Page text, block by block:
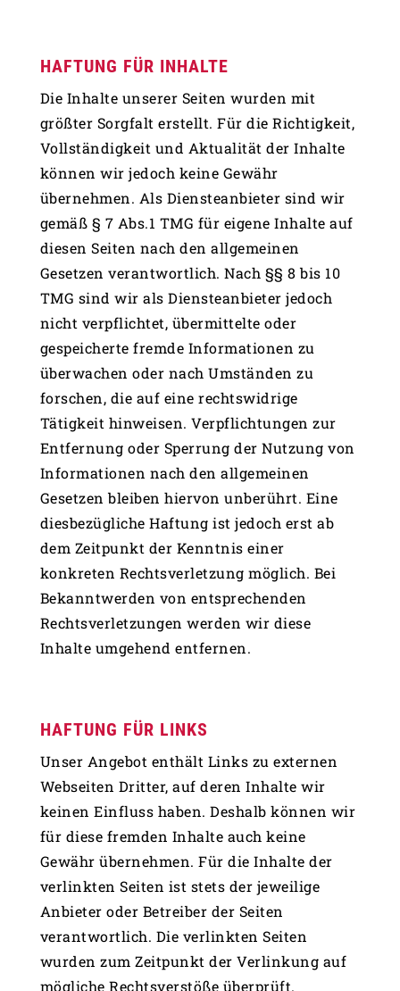
HAFTUNG FÜR INHALTE
Die Inhalte unserer Seiten wurden mit
größter Sorgfalt erstellt. Für die Richtigkeit,
Vollständigkeit und Aktualität der Inhalte
können wir jedoch keine Gewähr
übernehmen. Als Diensteanbieter sind wir
gemäß § 7 Abs.1 TMG für eigene Inhalte auf
diesen Seiten nach den allgemeinen
Gesetzen verantwortlich. Nach §§ 8 bis 10
TMG sind wir als Diensteanbieter jedoch
nicht verpflichtet, übermittelte oder
gespeicherte fremde Informationen zu
überwachen oder nach Umständen zu
forschen, die auf eine rechtswidrige
Tätigkeit hinweisen. Verpflichtungen zur
Entfernung oder Sperrung der Nutzung von
Informationen nach den allgemeinen
Gesetzen bleiben hiervon unberührt. Eine
diesbezügliche Haftung ist jedoch erst ab
dem Zeitpunkt der Kenntnis einer
konkreten Rechtsverletzung möglich. Bei
Bekanntwerden von entsprechenden
Rechtsverletzungen werden wir diese
Inhalte umgehend entfernen.
HAFTUNG FÜR LINKS
Unser Angebot enthält Links zu externen
Webseiten Dritter, auf deren Inhalte wir
keinen Einfluss haben. Deshalb können wir
für diese fremden Inhalte auch keine
Gewähr übernehmen. Für die Inhalte der
verlinkten Seiten ist stets der jeweilige
Anbieter oder Betreiber der Seiten
verantwortlich. Die verlinkten Seiten
wurden zum Zeitpunkt der Verlinkung auf
mögliche Rechtsverstöße überprüft.